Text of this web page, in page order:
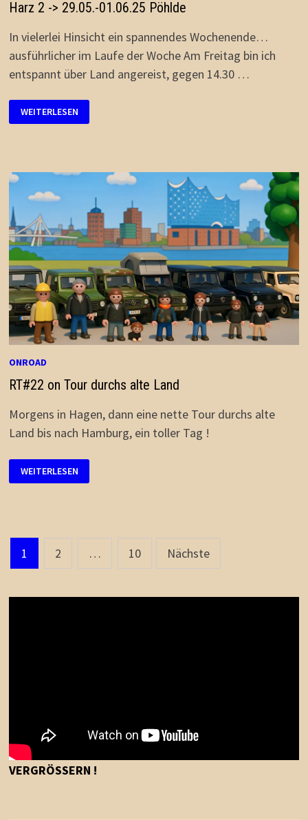
Harz 2 -> 29.05.-01.06.25 Pöhlde
In vielerlei Hinsicht ein spannendes Wochenende…
ausführlicher im Laufe der Woche Am Freitag bin ich
entspannt über Land angereist, gegen 14.30 …
2
-
WEITERLESEN
ONROAD
RT#22 on Tour durchs alte Land
Morgens in Hagen, dann eine nette Tour durchs alte
Land bis nach Hamburg, ein toller Tag !
ON
TOUR
WEITERLESEN
Seitennummerierung
der
Beiträge
1 2 … 10 Nächste
VERGRÖSSERN !